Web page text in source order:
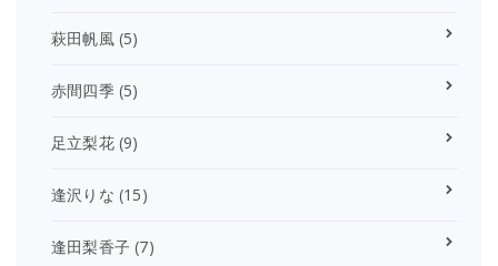
萩田帆風(5)
赤間四季(5)
足立梨花(9)
逢沢りな (15)
逢田梨香子 (7)